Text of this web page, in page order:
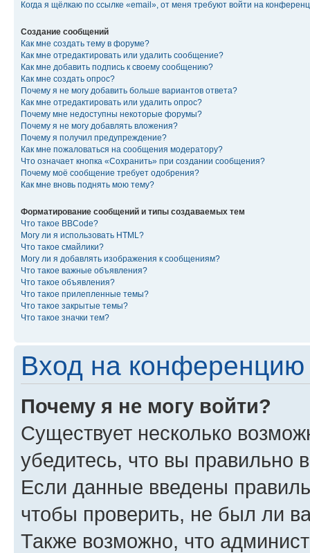
Когда я щёлкаю по ссылке «email», от меня требуют войти на
Создание сообщений
Как мне создать тему в форуме?
Как мне отредактировать или удалить сообщение?
Как мне добавить подпись к своему сообщению?
Как мне создать опрос?
Почему я не могу добавить больше вариантов ответа?
Как мне отредактировать или удалить опрос?
Почему мне недоступны некоторые форумы?
Почему я не могу добавлять вложения?
Почему я получил предупреждение?
Как мне пожаловаться на сообщения модератору?
Что означает кнопка «Сохранить» при создании сообщения?
Почему моё сообщение требует одобрения?
Как мне вновь поднять мою тему?
Форматирование сообщений и типы создаваемых тем
Что такое BBCode?
Могу ли я использовать HTML?
Что такое смайлики?
Могу ли я добавлять изображения к сообщениям?
Что такое важные объявления?
Что такое объявления?
Что такое прилепленные темы?
Что такое закрытые темы?
Что такое значки тем?
Вход на конференцию
Почему я не могу войти?
Существует несколько
убедитесь, что вы правильно
Если данные введены
чтобы проверить, не был ли
Также возможно, что